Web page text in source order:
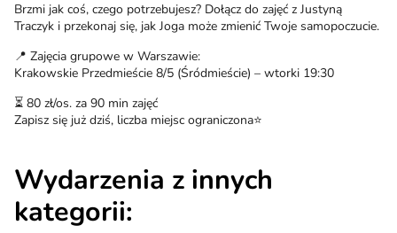
Brzmi jak coś, czego potrzebujesz? Dołącz do zajęć z Justyną
Traczyk i przekonaj się, jak Joga może zmienić Twoje samopoczucie.
📍 Zajęcia grupowe w Warszawie:
Krakowskie Przedmieście 8/5 (Śródmieście) – wtorki 19:30
⏳ 80 zł/os. za 90 min zajęć
Zapisz się już dziś, liczba miejsc ograniczona⭐️
Wydarzenia z innych
kategorii: